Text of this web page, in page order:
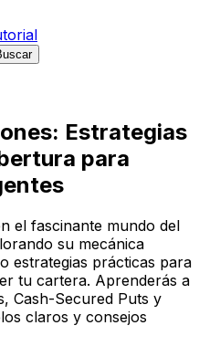
Estrategias
para
el fascinante mundo del
su mecánica
estrategias prácticas para
tu cartera. Aprenderás a
Cash-Secured Puts y
claros y consejos